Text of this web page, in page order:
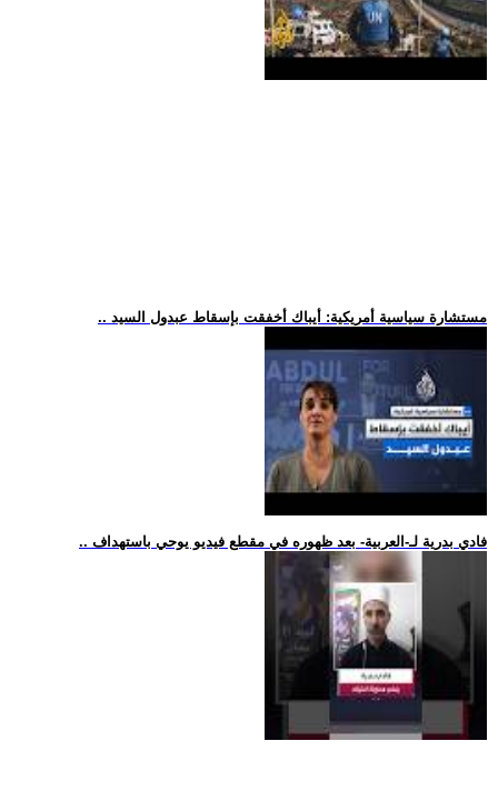
.. مستشارة سياسية أمريكية: أيباك أخفقت بإسقاط عبدول السيد
.. فادي بدرية لـ-العربية- بعد ظهوره في مقطع فيديو يوحي باستهداف